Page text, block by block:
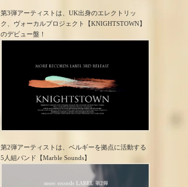
第3弾アーティストは、UK出身のエレクトリッ
ク、ヴォーカルプロジェクト【KNIGHTSTOWN】
のデビュー盤！
第2弾アーティストは、ベルギーを拠点に活動する
5人組バンド【Marble Sounds】